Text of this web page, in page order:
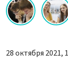
28 октября 2021,